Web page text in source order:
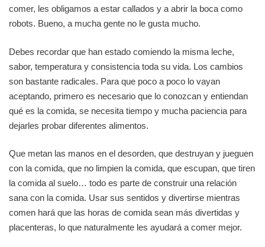
comer, les obligamos a estar callados y a abrir la boca como
robots. Bueno, a mucha gente no le gusta mucho.
Debes recordar que han estado comiendo la misma leche,
sabor, temperatura y consistencia toda su vida. Los cambios
son bastante radicales. Para que poco a poco lo vayan
aceptando, primero es necesario que lo conozcan y entiendan
qué es la comida, se necesita tiempo y mucha paciencia para
dejarles probar diferentes alimentos.
Que metan las manos en el desorden, que destruyan y jueguen
con la comida, que no limpien la comida, que escupan, que tiren
la comida al suelo… todo es parte de construir una relación
sana con la comida. Usar sus sentidos y divertirse mientras
comen hará que las horas de comida sean más divertidas y
placenteras, lo que naturalmente les ayudará a comer mejor.